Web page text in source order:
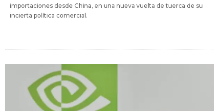
importaciones desde China, en una nueva vuelta de tuerca de su
incierta política comercial.